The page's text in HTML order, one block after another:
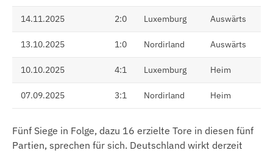
14.11.2025 2:0 Luxemburg Auswärts
13.10.2025 1:0 Nordirland Auswärts
10.10.2025 4:1 Luxemburg Heim
07.09.2025 3:1 Nordirland Heim
Fünf Siege in Folge, dazu 16 erzielte Tore in diesen fünf
Partien, sprechen für sich. Deutschland wirkt derzeit